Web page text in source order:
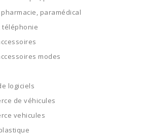
paramédical
téléphonie
modes
logiciels
de véhicules
vehicules